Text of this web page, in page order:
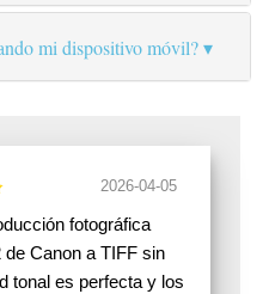
mi dispositivo móvil?
2026-04-05
fotográfica
Canon a TIFF sin
tonal es perfecta y los